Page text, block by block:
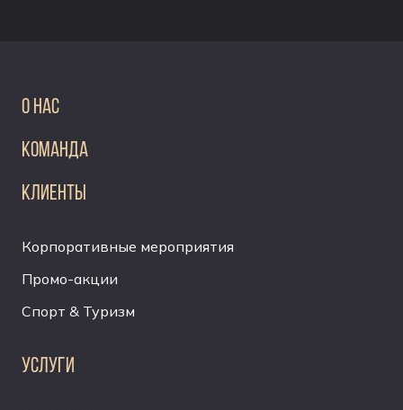
О НАС
КОМАНДА
КЛИЕНТЫ
Корпоративные мероприятия
Промо-акции
Спорт & Туризм
УСЛУГИ